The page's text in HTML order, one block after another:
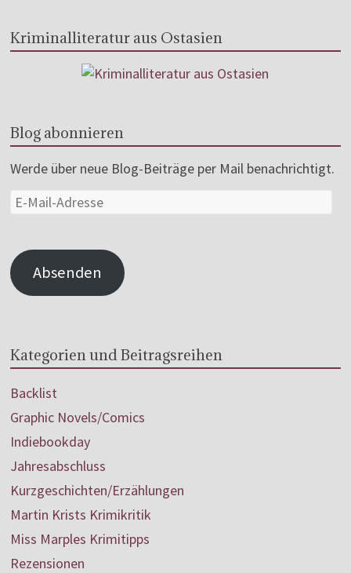
Kriminalliteratur aus Ostasien
Blog abonnieren
Werde über neue Blog-Beiträge per Mail benachrichtigt.
Absenden
Kategorien und Beitragsreihen
Backlist
Graphic Novels/Comics
Indiebookday
Jahresabschluss
Kurzgeschichten/Erzählungen
Martin Krists Krimikritik
Miss Marples Krimitipps
Rezensionen